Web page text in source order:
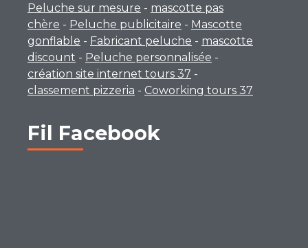
Peluche sur mesure - mascotte pas
chère - Peluche publicitaire - Mascotte
gonflable - Fabricant peluche - mascotte
discount - Peluche personnalisée -
création site internet tours 37 -
classement pizzeria - Coworking tours 37
Fil Facebook